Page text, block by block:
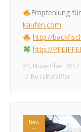
Empfehlung
kaufen.com
http://
http://
24. November 2017
By ralfpfeiffer
Nov.